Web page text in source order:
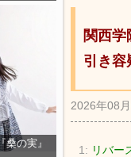
の実』
関西
引き容
2026年08
1: リバー